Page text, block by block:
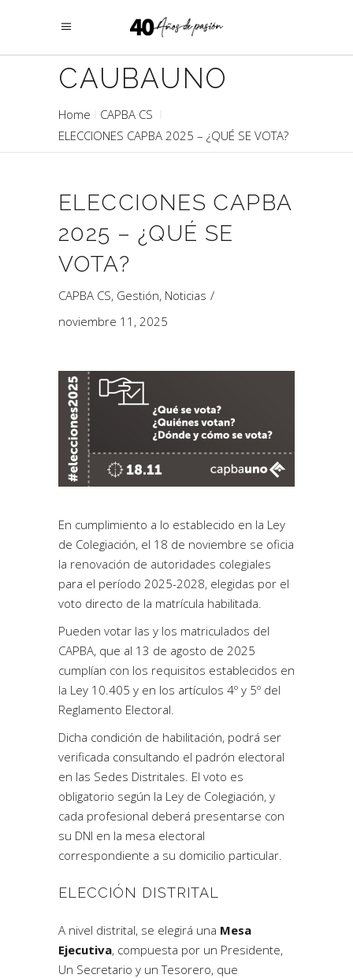
CAUBAUNO
Home
CAPBA CS
ELECCIONES CAPBA 2025 – ¿QUÉ SE VOTA?
ELECCIONES CAPBA
2025 – ¿QUÉ SE
VOTA?
CAPBA CS, Gestión, Noticias
noviembre 11, 2025
En cumplimiento a lo establecido en la Ley
de Colegiación, el 18 de noviembre se oficia
la renovación de autoridades colegiales
para el período 2025-2028, elegidas por el
voto directo de la matrícula habilitada.
Pueden votar las y los matriculados del
CAPBA, que al 13 de agosto de 2025
cumplían con los requisitos establecidos en
la Ley 10.405 y en los artículos 4º y 5º del
Reglamento Electoral.
Dicha condición de habilitación, podrá ser
verificada consultando el padrón electoral
en las Sedes Distritales. El voto es
obligatorio según la Ley de Colegiación, y
cada profesional deberá presentarse con
su DNI en la mesa electoral
correspondiente a su domicilio particular.
ELECCIÓN DISTRITAL
A nivel distrital, se elegirá una Mesa
Ejecutiva, compuesta por un Presidente,
Un Secretario y un Tesorero, que